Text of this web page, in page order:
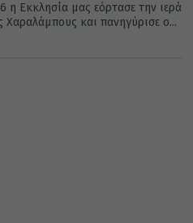
η Εκκλησία μας εόρτασε την ιερά
και πανηγύρισε ο...